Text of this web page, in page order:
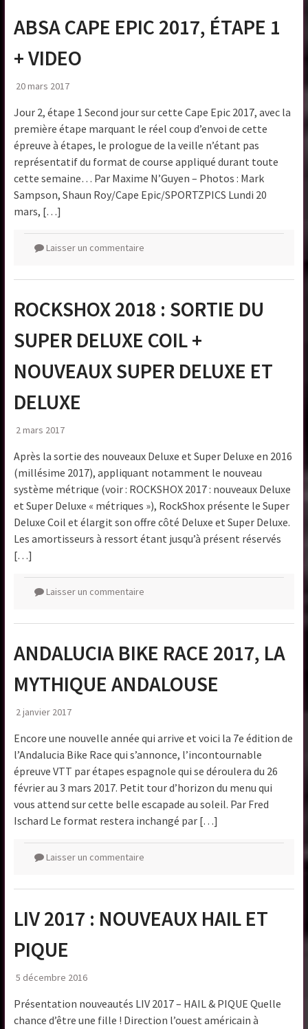
ABSA CAPE EPIC 2017, ÉTAPE 1
+ VIDEO
20 mars 2017
Jour 2, étape 1 Second jour sur cette Cape Epic 2017, avec la
première étape marquant le réel coup d’envoi de cette
épreuve à étapes, le prologue de la veille n’étant pas
représentatif du format de course appliqué durant toute
cette semaine… Par Maxime N’Guyen – Photos : Mark
Sampson, Shaun Roy/Cape Epic/SPORTZPICS Lundi 20
mars, […]
Laisser un commentaire
ROCKSHOX 2018 : SORTIE DU
SUPER DELUXE COIL +
NOUVEAUX SUPER DELUXE ET
DELUXE
2 mars 2017
Après la sortie des nouveaux Deluxe et Super Deluxe en 2016
(millésime 2017), appliquant notamment le nouveau
système métrique (voir : ROCKSHOX 2017 : nouveaux Deluxe
et Super Deluxe « métriques »), RockShox présente le Super
Deluxe Coil et élargit son offre côté Deluxe et Super Deluxe.
Les amortisseurs à ressort étant jusqu’à présent réservés
[…]
Laisser un commentaire
ANDALUCIA BIKE RACE 2017, LA
MYTHIQUE ANDALOUSE
2 janvier 2017
Encore une nouvelle année qui arrive et voici la 7e édition de
l’Andalucia Bike Race qui s’annonce, l’incontournable
épreuve VTT par étapes espagnole qui se déroulera du 26
février au 3 mars 2017. Petit tour d’horizon du menu qui
vous attend sur cette belle escapade au soleil. Par Fred
Ischard Le format restera inchangé par […]
Laisser un commentaire
LIV 2017 : NOUVEAUX HAIL ET
PIQUE
5 décembre 2016
Présentation nouveautés LIV 2017 – HAIL & PIQUE Quelle
chance d’être une fille ! Direction l’ouest américain à